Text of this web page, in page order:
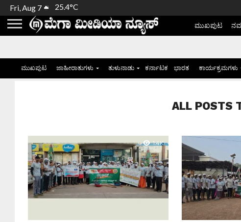
Fri, Aug 7 25.4°C
ಮುಖಪುಟ
ಮುಖಪುಟ ಜಾಹೀರಾತುಗಳು ತುಳುನಾಡು ಕರ್ನಾಟಕ ಭಾರತ ಕಾರ್ಯಕ್ರಮಗಳು
ALL POSTS
1.4K